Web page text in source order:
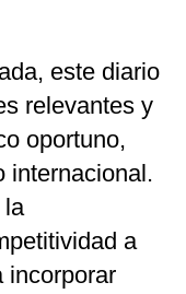
este diario
relevantes y
oportuno,
internacional.
la
a
incorporar